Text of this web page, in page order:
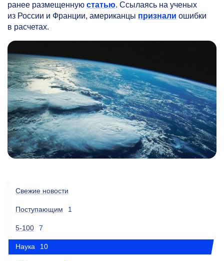
ранее размещенную статью. Ссылаясь на ученых
из России и Франции, американцы признали ошибки
в расчетах.
Свежие новости
Поступающим 1
5-100 7
Наука 10